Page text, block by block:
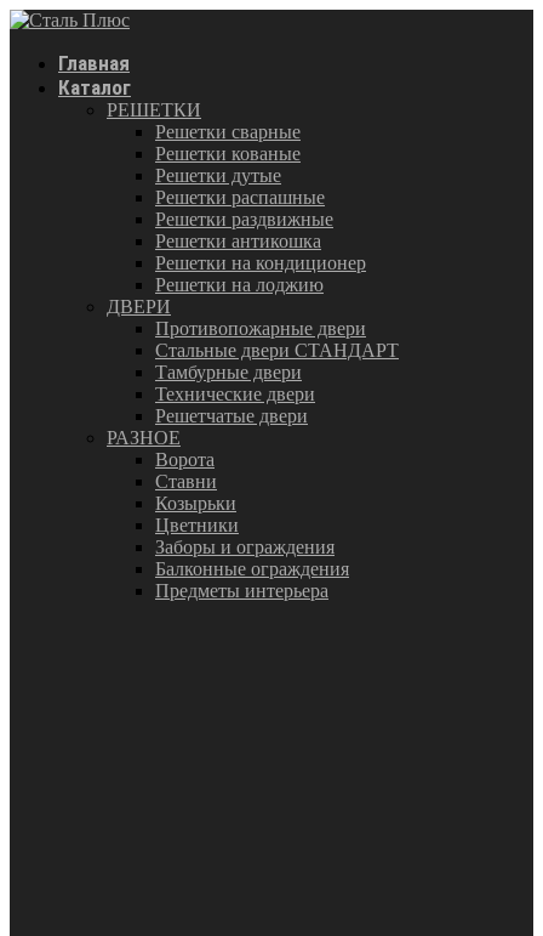
Главная
Каталог
РЕШЕТКИ
Решетки сварные
Решетки кованые
Решетки дутые
Решетки распашные
Решетки раздвижные
Решетки антикошка
Решетки на кондиционер
Решетки на лоджию
ДВЕРИ
Противопожарные двери
Стальные двери СТАНДАРТ
Тамбурные двери
Технические двери
Решетчатые двери
РАЗНОЕ
Ворота
Ставни
Козырьки
Цветники
Заборы и ограждения
Балконные ограждения
Предметы интерьера